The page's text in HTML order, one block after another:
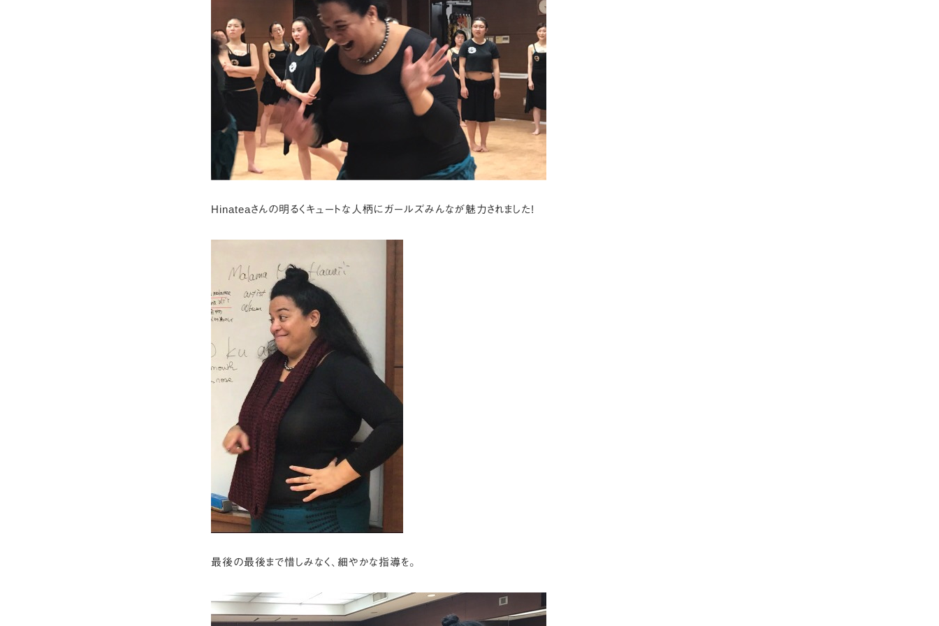
Hinateaさんの明るくキュートな人柄にガールズみんなが魅力されました!
最後の最後まで惜しみなく、細やかな指導を。